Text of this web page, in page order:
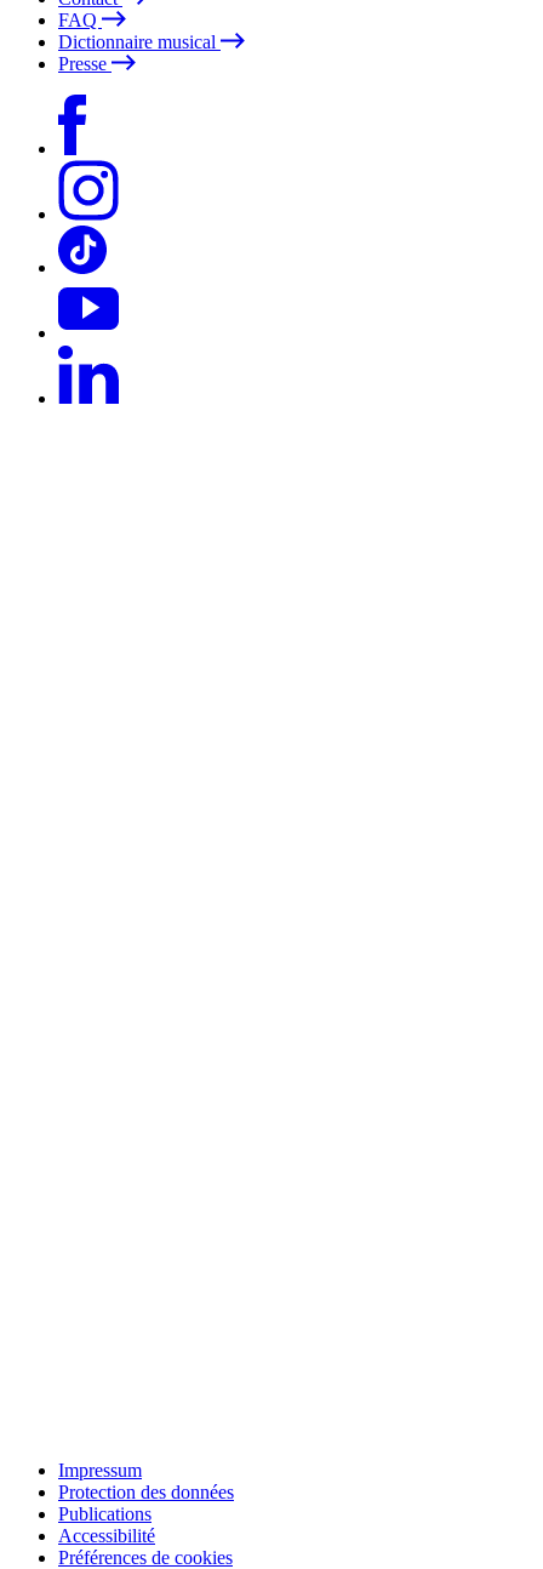
FAQ
Dictionnaire musical
Presse
Impressum
Protection des données
Publications
Accessibilité
Préférences de cookies